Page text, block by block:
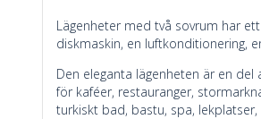
Lägenheter med två sovrum har
diskmaskin, en luftkonditionering,
Den eleganta lägenheten är en
för kaféer, restauranger,
turkiskt bad, bastu, spa,